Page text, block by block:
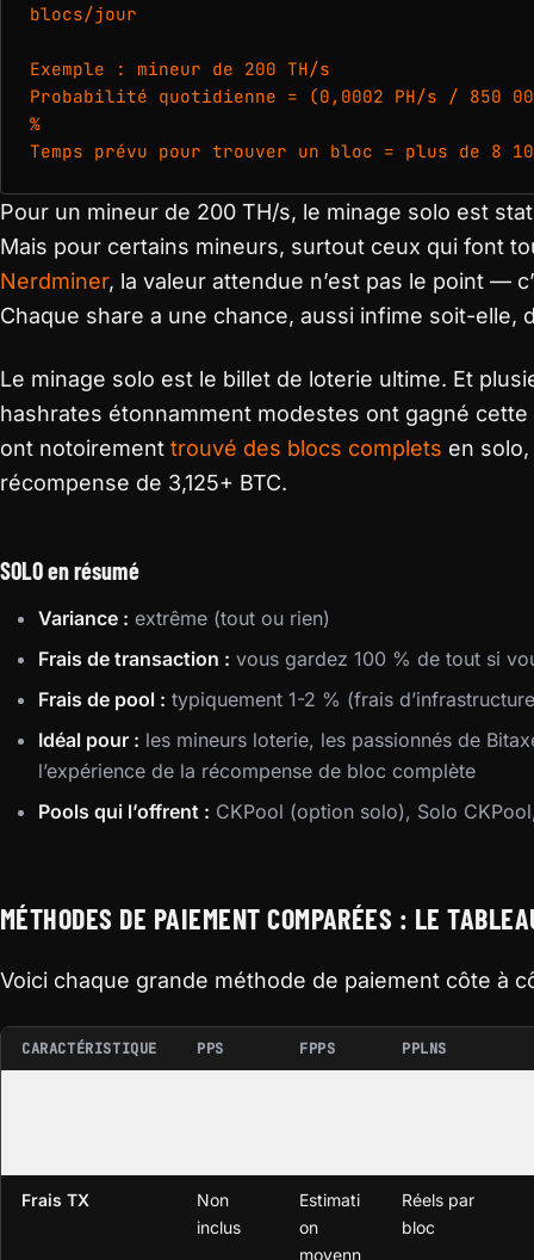
blocs/jour
Exemple : mineur de 200 TH/s
Probabilité quotidienne = (0,0002 PH/s / 850
%
Temps prévu pour trouver un bloc = plus de 8
Pour un mineur de 200 TH/s, le minage solo est
Mais pour certains mineurs, surtout ceux qui font
Nerdminer, la valeur attendue n’est pas le point —
Chaque share a une chance, aussi infime soit-elle,
Le minage solo est le billet de loterie ultime. Et
hashrates étonnamment modestes ont gagné
ont notoirement trouvé des blocs complets en
récompense de 3,125+ BTC.
SOLO en résumé
Variance : extrême (tout ou rien)
Frais de transaction : vous gardez 100 % de tout si
Frais de pool : typiquement 1-2 % (frais
Idéal pour : les mineurs loterie, les passionnés de
l’expérience de la récompense de bloc complète
Pools qui l’offrent : CKPool (option solo), Solo
MÉTHODES DE PAIEMENT COMPARÉES : LE
Voici chaque grande méthode de paiement côte à
CARACTÉRISTIQUE PPS FPPS PPLNS
Frais TX
Non
inclus
Estimati
on
moyenn
Réels par
bloc